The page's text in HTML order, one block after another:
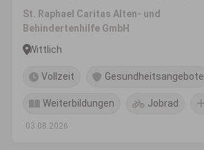
(m/w/d)
St. Raphael Caritas Alten- und
Behindertenhilfe GmbH
Wittlich
Vollzeit Gesundheitsangebote
Weiterbildungen Jobrad
03.08.2026